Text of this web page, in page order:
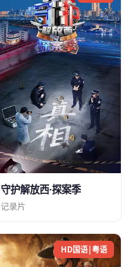
守护解放西·探案季
记录片
HD国语|粤语